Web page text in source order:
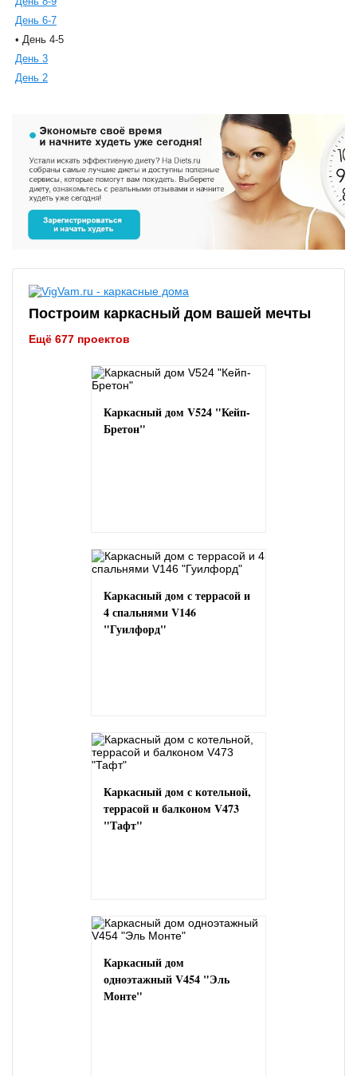
День 6-7
• День 4-5
День 3
День 2
Построим каркасный дом вашей мечты
Ещё 677 проектов
Каркасный дом V524 "Кейп-
Бретон"
Каркасный дом с террасой и
4 спальнями V146
"Гуилфорд"
Каркасный дом с котельной,
террасой и балконом V473
"Тафт"
Каркасный дом
одноэтажный V454 "Эль
Монте"